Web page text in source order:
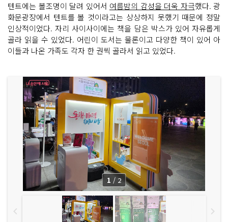
텐트에는 볼조명이 달려 있어서 여름밤의 감성을 더욱 자극했다. 광
화문광장에서 텐트를 볼 것이라고는 상상하지 못했기 때문에 정말
인상적이었다. 자리 사이사이에는 책을 담은 박스가 있어 자유롭게
골라 읽을 수 있었다. 어린이 도서는 물론이고 다양한 책이 있어 아
이들과 나온 가족도 각자 한 권씩 골라서 읽고 있었다.
1 / 2